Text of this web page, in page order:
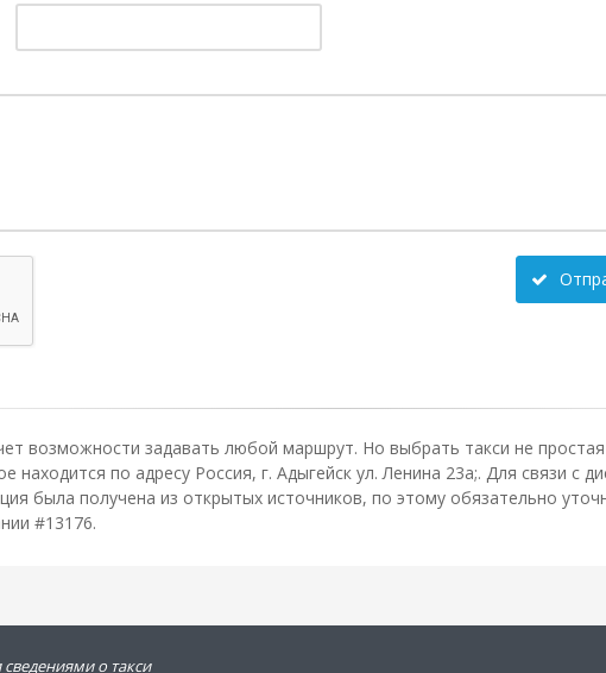
возможности задавать любой маршрут. Но выбрать такси не
находится по адресу Россия, г. Адыгейск ул. Ленина 23а;. Для связи с
была получена из открытых источников, по этому обязательно
#13176.
о такси